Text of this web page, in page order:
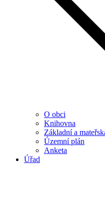
O obci
Knihovna
Základní a
Územní plán
Anketa
Úřad